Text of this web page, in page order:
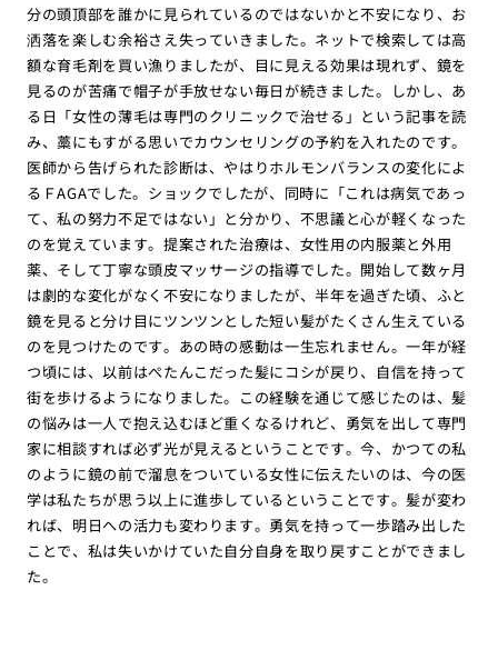
分の頭頂部を誰かに見られているのではないかと不安になり、お
洒落を楽しむ余裕さえ失っていきました。ネットで検索しては高
額な育毛剤を買い漁りましたが、目に見える効果は現れず、鏡を
見るのが苦痛で帽子が手放せない毎日が続きました。しかし、あ
る日「女性の薄毛は専門のクリニックで治せる」という記事を読
み、藁にもすがる思いでカウンセリングの予約を入れたのです。
医師から告げられた診断は、やはりホルモンバランスの変化によ
るＦAGAでした。ショックでしたが、同時に「これは病気であっ
て、私の努力不足ではない」と分かり、不思議と心が軽くなった
のを覚えています。提案された治療は、女性用の内服薬と外用
薬、そして丁寧な頭皮マッサージの指導でした。開始して数ヶ月
は劇的な変化がなく不安になりましたが、半年を過ぎた頃、ふと
鏡を見ると分け目にツンツンとした短い髪がたくさん生えている
のを見つけたのです。あの時の感動は一生忘れません。一年が経
つ頃には、以前はぺたんこだった髪にコシが戻り、自信を持って
街を歩けるようになりました。この経験を通じて感じたのは、髪
の悩みは一人で抱え込むほど重くなるけれど、勇気を出して専門
家に相談すれば必ず光が見えるということです。今、かつての私
のように鏡の前で溜息をついている女性に伝えたいのは、今の医
学は私たちが思う以上に進歩しているということです。髪が変わ
れば、明日への活力も変わります。勇気を持って一歩踏み出した
ことで、私は失いかけていた自分自身を取り戻すことができまし
た。